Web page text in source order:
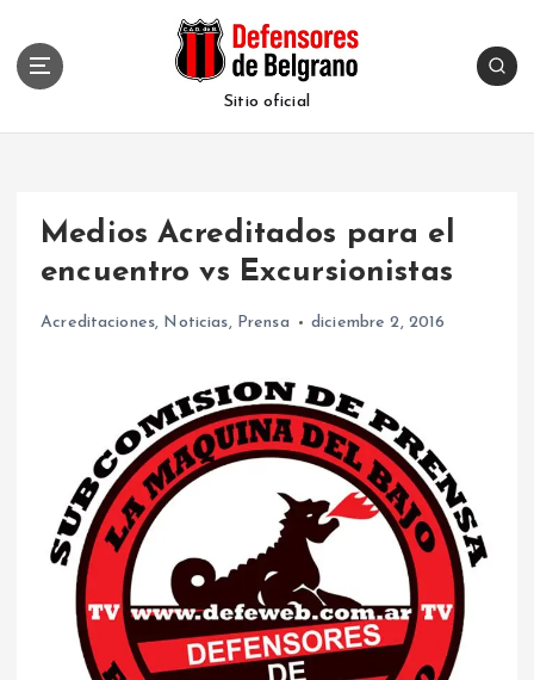
Sitio oficial
Medios Acreditados para el
encuentro vs Excursionistas
Acreditaciones, Noticias, Prensa diciembre 2, 2016